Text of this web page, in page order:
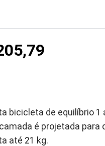
bicicleta de equilíbrio 1
é projetada para
até 21 kg.